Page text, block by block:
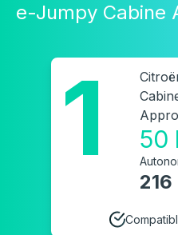
e-Jumpy Cabine
1 50
216